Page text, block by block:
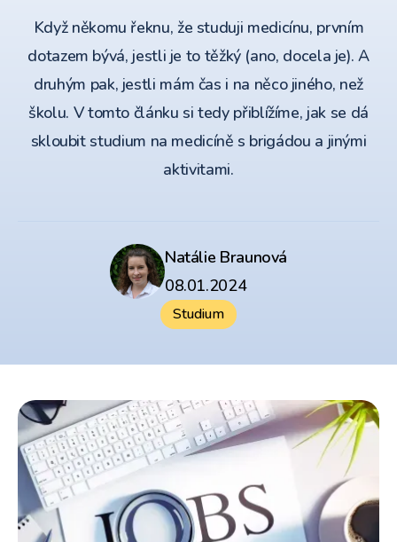
Když někomu řeknu, že studuji medicínu, prvním
dotazem bývá, jestli je to těžký (ano, docela je). A
druhým pak, jestli mám čas i na něco jiného, než
školu. V tomto článku si tedy přiblížíme, jak se dá
skloubit studium na medicíně s brigádou a jinými
aktivitami.
Natálie Braunová
08.01.2024
Studium